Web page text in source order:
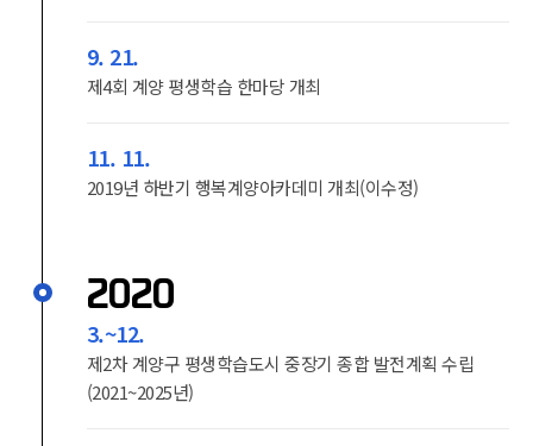
9. 21.
제4회 계양 평생학습 한마당 개최
11. 11.
2019년 하반기 행복계양아카데미 개최(이수정)
2020
3.~12.
제2차 계양구 평생학습도시 중장기 종합 발전계획 수립
(2021~2025년)